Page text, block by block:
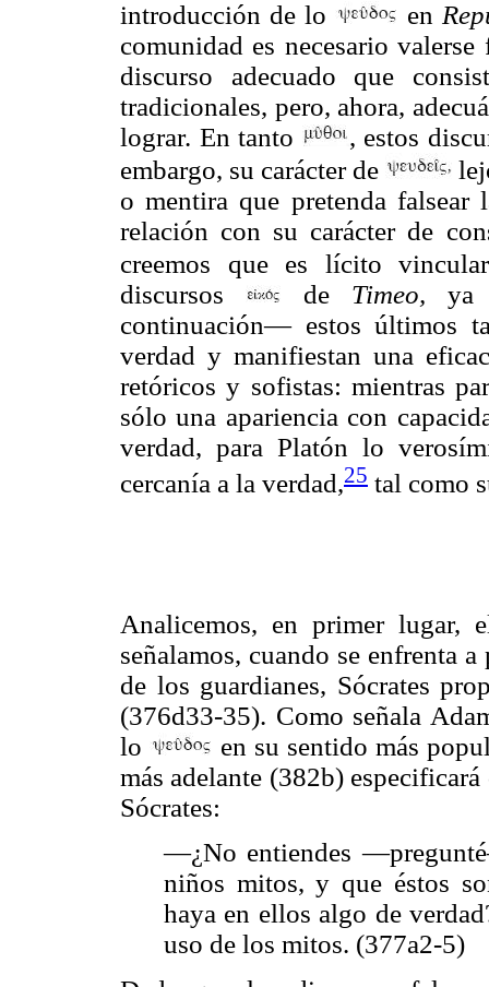
introducción de lo
en
comunidad es necesario
discurso adecuado que
tradicionales, pero, ahora,
lograr. En tanto
, estos
embargo, su carácter de
o mentira que pretenda falsear
relación con su carácter de
creemos que es lícito
discursos
de Timeo, ya
continuación— estos últimos
verdad y manifiestan una
retóricos y sofistas: mientras
sólo una apariencia con
verdad, para Platón lo
cercanía a la verdad,25 tal como
Analicemos, en primer lugar,
señalamos, cuando se enfrenta
de los guardianes, Sócrates
(376d33-35). Como señala
lo
en su sentido más
más adelante (382b)
Sócrates:
—¿No entiendes
niños mitos, y que éstos
haya en ellos algo de
uso de los mitos. (377a2-5)